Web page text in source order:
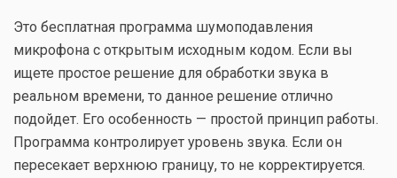
Это бесплатная программа шумоподавления
микрофона с открытым исходным кодом. Если вы
ищете простое решение для обработки звука в
реальном времени, то данное решение отлично
подойдет. Его особенность — простой принцип работы.
Программа контролирует уровень звука. Если он
пересекает верхнюю границу, то не корректируется.